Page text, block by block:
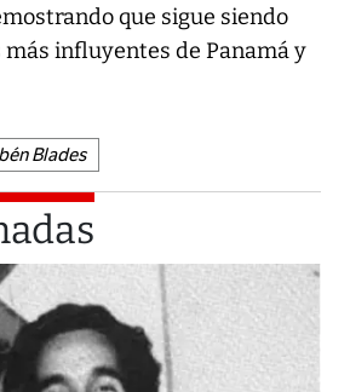
que sigue siendo
más influyentes de Panamá y
Blades